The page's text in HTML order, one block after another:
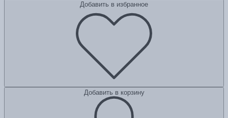
Добавить в избранное
Добавить в корзину